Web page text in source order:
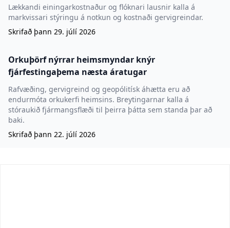
Lækkandi einingarkostnaður og flóknari lausnir kalla á
markvissari stýringu á notkun og kostnaði gervigreindar.
Skrifað þann 29. júlí 2026
Orkuþörf nýrrar heimsmyndar knýr
fjárfestingaþema næsta áratugar
Rafvæðing, gervigreind og geopólitísk áhætta eru að
endurmóta orkukerfi heimsins. Breytingarnar kalla á
stóraukið fjármangsflæði til þeirra þátta sem standa þar að
baki.
Skrifað þann 22. júlí 2026